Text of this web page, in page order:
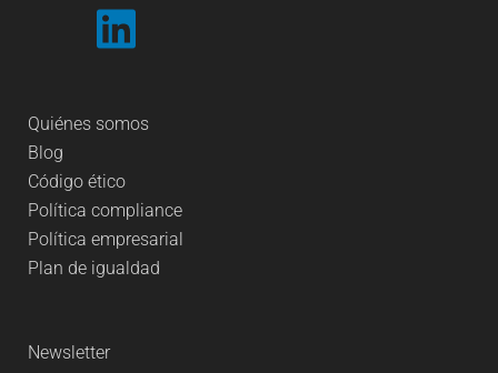
Quiénes somos
Blog
Código ético
Política compliance
Política empresarial
Plan de igualdad
Newsletter